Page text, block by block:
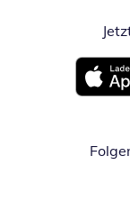
Öffnet